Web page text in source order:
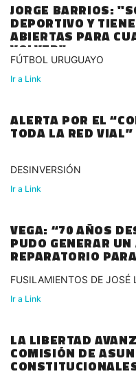
JORGE BARRIOS:
DEPORTIVO Y
ABIERTAS PARA
VOLVER"
FÚTBOL URUGUAYO
Ir a Link
ALERTA POR EL
TODA LA RED VIAL”
DESINVERSIÓN
Ir a Link
VEGA: “70 AÑOS
PUDO GENERAR UN
REPARATORIO
FUSILAMIENTOS DE JOSÉ
Ir a Link
LA LIBERTAD
COMISIÓN DE